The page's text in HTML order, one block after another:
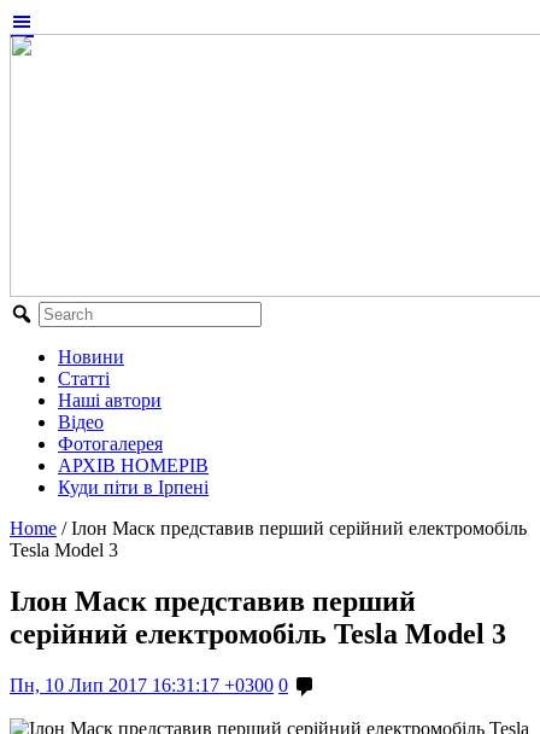
Новини
Статті
Наші автори
Відео
Фотогалерея
АРХІВ НОМЕРІВ
Куди піти в Ірпені
Home / Ілон Маск представив перший серійний електромобіль
Tesla Model 3
Ілон Маск представив перший
серійний електромобіль Tesla Model 3
Пн, 10 Лип 2017 16:31:17 +0300 0